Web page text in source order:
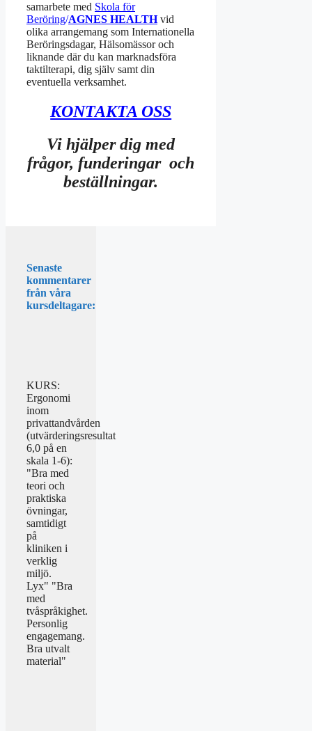
samarbete med Skola för
Beröring/AGNES HEALTH vid
olika arrangemang som Internationella
Beröringsdagar, Hälsomässor och
liknande där du kan marknadsföra
taktilterapi, dig själv samt din
eventuella verksamhet.
KONTAKTA OSS
Vi hjälper dig med
frågor, funderingar och
beställningar.
Senaste
kommentarer
från våra
kursdeltagare:
KURS:
Ergonomi
inom
privattandvården
(utvärderingsresultat
6,0 på en
skala 1-6):
"Bra med
teori och
praktiska
övningar,
samtidigt
på
kliniken i
verklig
miljö.
Lyx" "Bra
med
tvåspråkighet.
Personlig
engagemang.
Bra utvalt
material"